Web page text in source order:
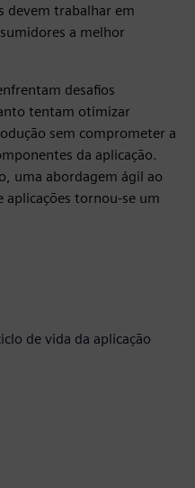
devem trabalhar em
a melhor
desafios
tentam otimizar
sem comprometer a
da aplicação.
uma abordagem ágil ao
tornou-se um
de vida da aplicação